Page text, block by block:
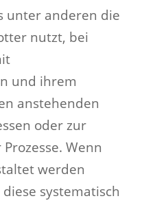
unter anderen die
nutzt, bei
und ihrem
anstehenden
oder zur
Wenn
werden
systematisch